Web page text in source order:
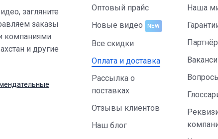
загляните
заказы
компаниями
и другие
Оптовый прайс
Новые видео
NEW
Все скидки
Оплата и доставка
Рассылка о
поставках
Отзывы клиентов
Наш блог
Наша